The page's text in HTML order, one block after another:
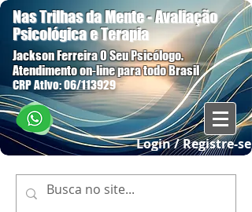
Login / Registre-se
Nas Trilhas da Mente - Avaliação
Psicológica e Terapia
Jackson Ferreira O Seu Psicólogo.
Atendimento on-line para todo Brasil
CRP Ativo: 06/113929